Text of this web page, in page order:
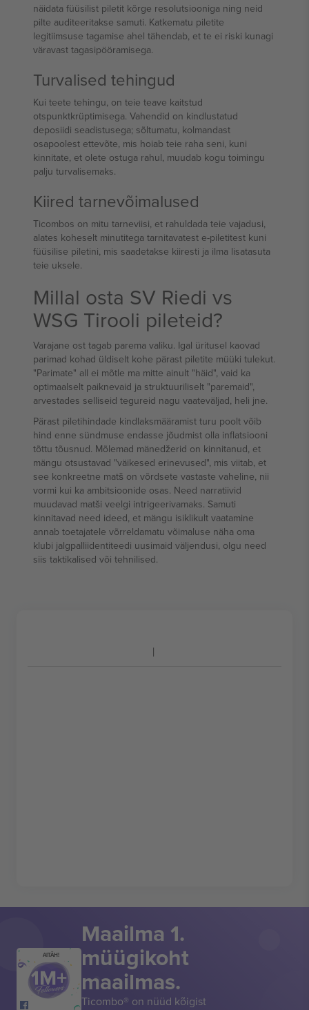
näidata füüsilist piletit kõrge resolutsiooniga ning neid
pilte auditeeritakse samuti. Katkematu piletite
legitiimsuse tagamise ahel tähendab, et te ei riski kunagi
väravast tagasipööramisega.
Turvalised tehingud
Kui teete tehingu, on teie teave kaitstud
otspunktkrüptimisega. Vahendid on kindlustatud
deposiidi seadistusega; sõltumatu, kolmandast
osapoolest ettevõte, mis hoiab teie raha seni, kuni
kinnitate, et olete ostuga rahul, muudab kogu toimingu
palju turvalisemaks.
Kiired tarnevõimalused
Ticombos on mitu tarneviisi, et rahuldada teie vajadusi,
alates koheselt minutitega tarnitavatest e-piletitest kuni
füüsilise piletini, mis saadetakse kiiresti ja ilma lisatasuta
teie uksele.
Millal osta SV Riedi vs
WSG Tirooli pileteid?
Varajane ost tagab parema valiku. Igal üritusel kaovad
parimad kohad üldiselt kohe pärast piletite müüki tulekut.
"Parimate" all ei mõtle ma mitte ainult "häid", vaid ka
optimaalselt paiknevaid ja struktuuriliselt "paremaid",
arvestades selliseid tegureid nagu vaateväljad, heli jne.
Pärast piletihindade kindlaksmääramist turu poolt võib
hind enne sündmuse endasse jõudmist olla inflatsiooni
tõttu tõusnud. Mõlemad mänedžerid on kinnitanud, et
mängu otsustavad "väikesed erinevused", mis viitab, et
see konkreetne matš on võrdsete vastaste vaheline, nii
vormi kui ka ambitsioonide osas. Need narratiivid
muudavad matši veelgi intrigeerivamaks. Samuti
kinnitavad need ideed, et mängu isiklikult vaatamine
annab toetajatele võrreldamatu võimaluse näha oma
klubi jalgpalliidentiteedi uusimaid väljendusi, olgu need
siis taktikalised või tehnilised.
AITÄH!
Maailma 1.
müügikoht
maailmas.
Ticombo® on nüüd kõigist